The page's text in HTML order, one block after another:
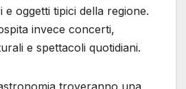
e oggetti tipici della regione.
invece concerti,
e spettacoli quotidiani.
troveranno una